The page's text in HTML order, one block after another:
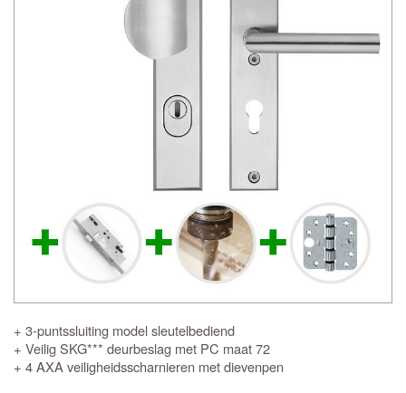
+ 3-puntssluiting model sleutelbediend
+ Veilig SKG*** deurbeslag met PC maat 72
+ 4 AXA veiligheidsscharnieren met dievenpen